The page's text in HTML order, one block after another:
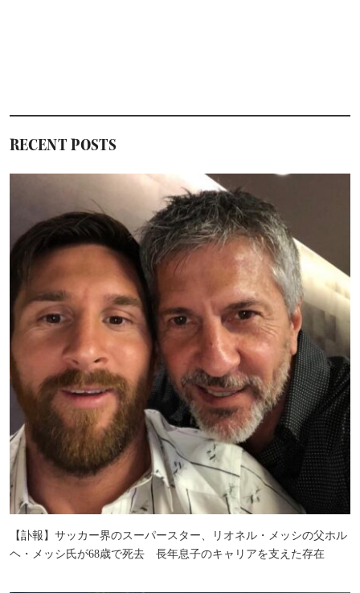
RECENT POSTS
【訃報】サッカー界のスーパースター、リオネル・メッシの父ホル
ヘ・メッシ氏が68歳で死去 長年息子のキャリアを支えた存在